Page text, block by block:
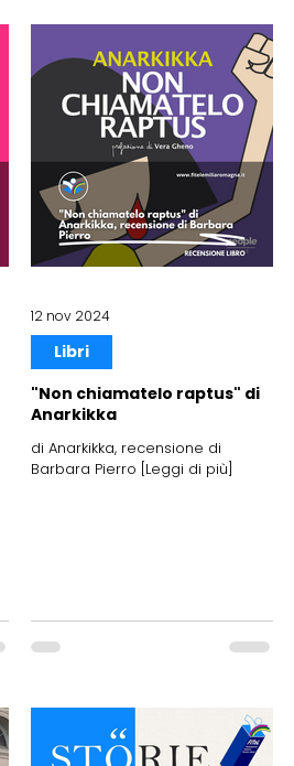
"Non chiamatelo raptus" di
Anarkikka
di Anarkikka, recensione di
Barbara Pierro [Leggi di più]
Libri
12 nov 2024